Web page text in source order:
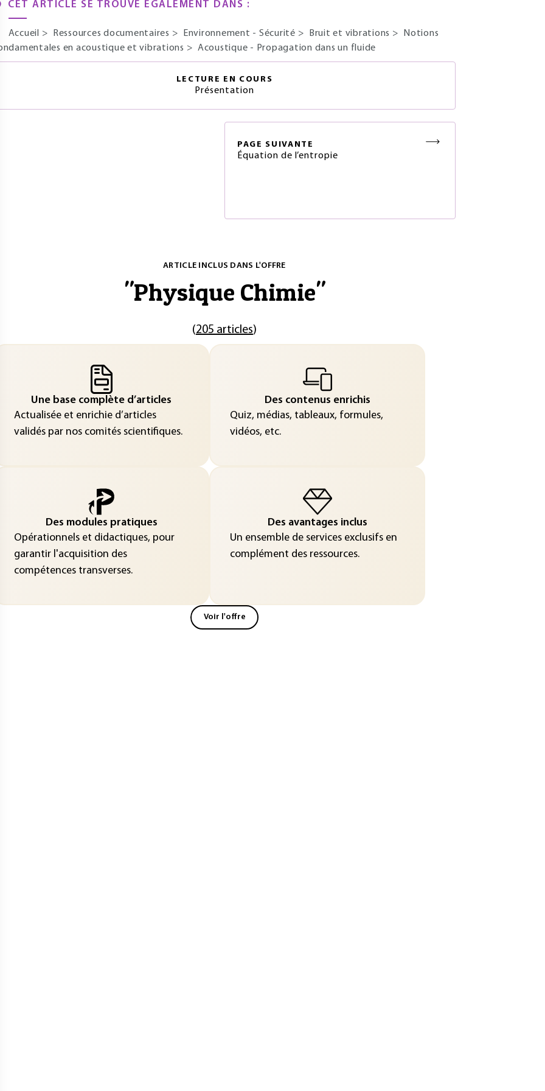
CET ARTICLE SE TROUVE ÉGALEMENT DANS :
Accueil > Ressources documentaires > Environnement - Sécurité > Bruit et vibrations >
Notions
en acoustique et vibrations > Acoustique - Propagation dans un fluide
LECTURE EN COURS
Présentation
PAGE SUIVANTE
Équation de l’entropie
ARTICLE INCLUS DANS L'OFFRE
"Physique Chimie"
(205 articles)
Une base complète d’articles
Actualisée et enrichie d’articles
validés par nos comités scientifiques.
Des contenus enrichis
Quiz, médias, tableaux, formules,
vidéos, etc.
Des modules pratiques
Opérationnels et didactiques, pour
garantir l'acquisition des
compétences transverses.
Des avantages inclus
Un ensemble de services exclusifs en
complément des ressources.
Voir l'offre